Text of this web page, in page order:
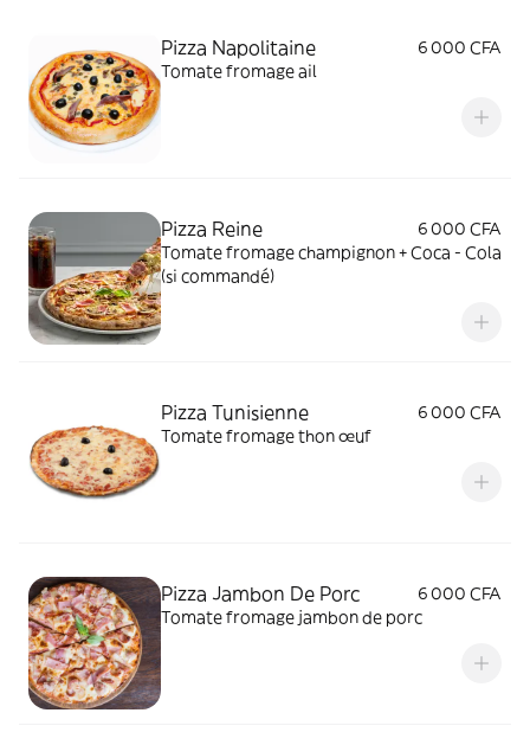
Pizza Napolitaine
6 000 CFA
Tomate fromage ail
Pizza Reine
6 000 CFA
Tomate fromage champignon + Coca - Cola
(si commandé)
Pizza Tunisienne
6 000 CFA
Tomate fromage thon œuf
Pizza Jambon De Porc
6 000 CFA
Tomate fromage jambon de porc